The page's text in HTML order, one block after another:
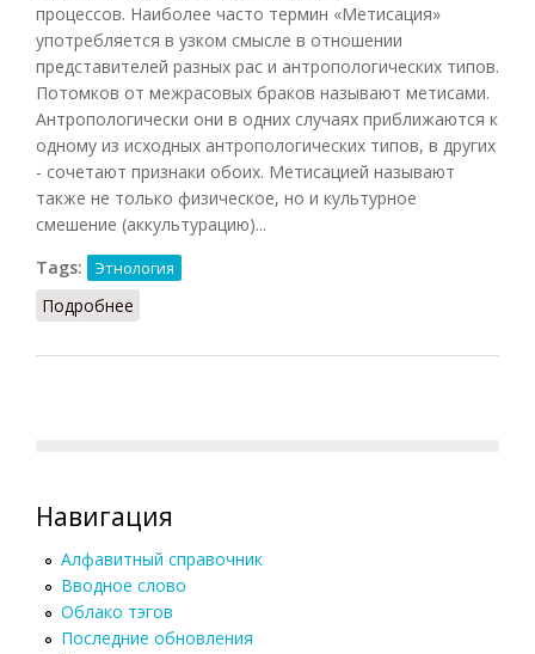
процессов. Наиболее часто термин «Метисация»
употребляется в узком смысле в отношении
представителей разных рас и антропологических типов.
Потомков от межрасовых браков называют метисами.
Антропологически они в одних случаях приближаются к
одному из исходных антропологических типов, в других
- сочетают признаки обоих. Метисацией называют
также не только физическое, но и культурное
смешение (аккультурацию)...
Tags:
Этнология
Подробнее
Навигация
Алфавитный справочник
Вводное слово
Облако тэгов
Последние обновления